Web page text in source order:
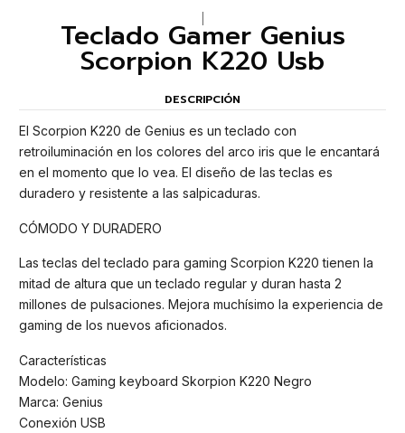
Teclado Gamer Genius
Scorpion K220 Usb
DESCRIPCIÓN
El Scorpion K220 de Genius es un teclado con
retroiluminación en los colores del arco iris que le encantará
en el momento que lo vea. El diseño de las teclas es
duradero y resistente a las salpicaduras.
CÓMODO Y DURADERO
Las teclas del teclado para gaming Scorpion K220 tienen la
mitad de altura que un teclado regular y duran hasta 2
millones de pulsaciones. Mejora muchísimo la experiencia de
gaming de los nuevos aficionados.
Características
Modelo: Gaming keyboard Skorpion K220 Negro
Marca: Genius
Conexión USB